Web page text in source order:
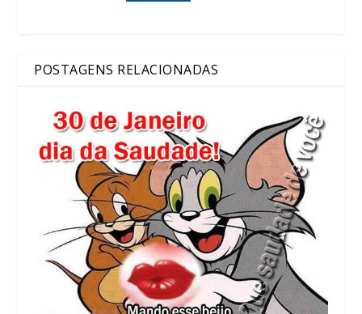
POSTAGENS RELACIONADAS